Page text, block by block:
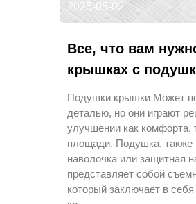
2025-05-02
Все, что вам
крышках с
Подушки крышки Может
деталью, но они играют
улучшении как комфорта,
площади. Подушка, также
наволочка или защитная
представляет собой
который заключает в